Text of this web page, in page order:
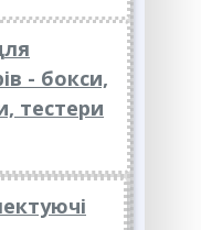
- бокси,
тестери